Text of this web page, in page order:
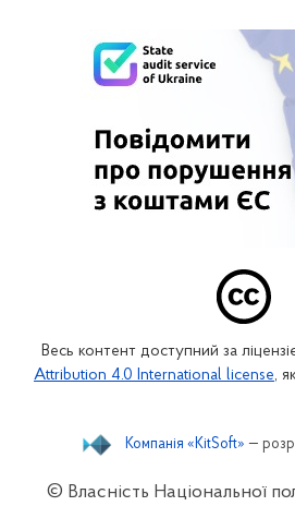
Весь контент доступний за
Attribution 4.0 International license,
© Власність Національної
Компанія «KitSoft» —